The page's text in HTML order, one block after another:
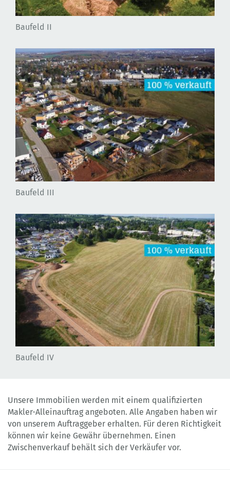
Baufeld II
Baufeld III
Baufeld IV
Unsere Immobilien werden mit einem qualifizierten
Makler-Alleinauftrag angeboten. Alle Angaben haben wir
von unserem Auftraggeber erhalten. Für deren Richtigkeit
können wir keine Gewähr übernehmen. Einen
Zwischenverkauf behält sich der Verkäufer vor.